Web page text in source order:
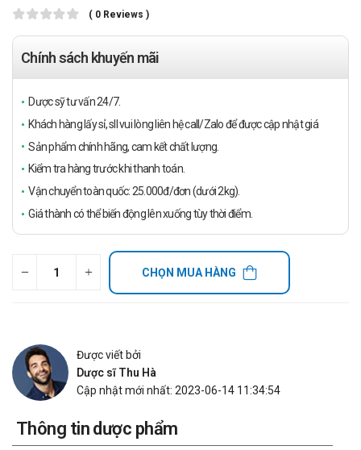
( 0 Reviews )
Chính sách khuyến mãi
Dược sỹ tư vấn 24/7.
Khách hàng lấy sỉ, sll vui lòng liên hệ call/Zalo để được cập nhật giá
Sản phẩm chính hãng, cam kết chất lượng.
Kiểm tra hàng trước khi thanh toán.
Vận chuyển toàn quốc: 25.000đ/đơn (dưới 2kg).
Giá thành có thể biến động lên xuống tùy thời điểm.
CHỌN MUA HÀNG
Được viết bởi
Dược sĩ Thu Hà
Cập nhật mới nhất: 2023-06-14 11:34:54
Thông tin dược phẩm